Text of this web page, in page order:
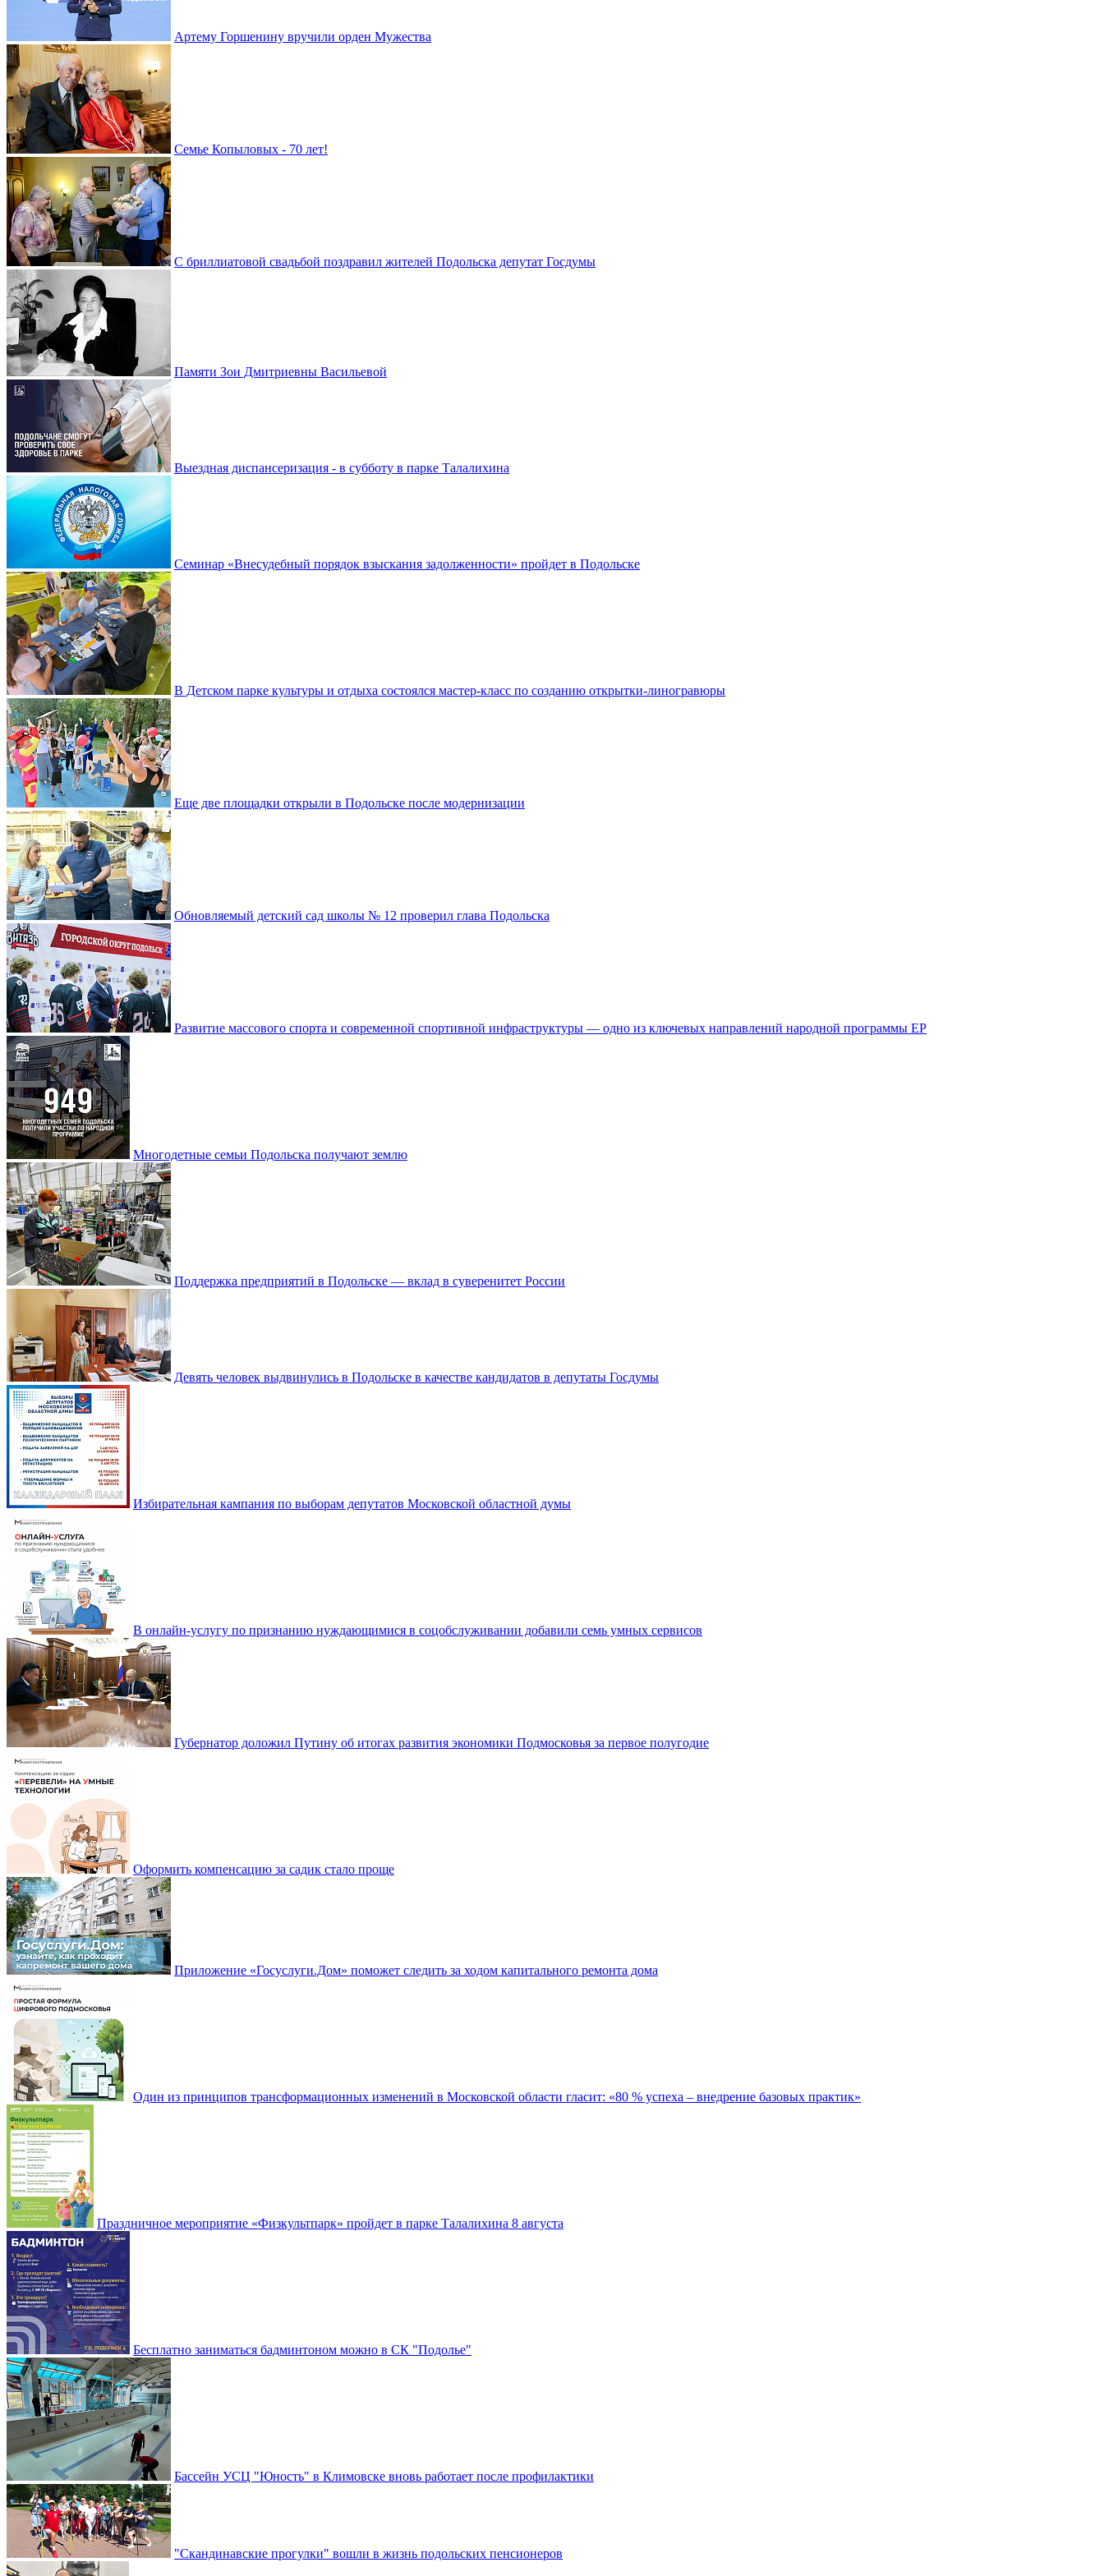
Артему Горшенину вручили орден Мужества
Семье Копыловых - 70 лет!
С бриллиатовой свадьбой поздравил жителей Подольска депутат Госдумы
Памяти Зои Дмитриевны Васильевой
Выездная диспансеризация - в субботу в парке Талалихина
Семинар «Внесудебный порядок взыскания задолженности» пройдет в Подольске
В Детском парке культуры и отдыха состоялся мастер-класс по созданию открытки-линогравюры
Еще две площадки открыли в Подольске после модернизации
Обновляемый детский сад школы № 12 проверил глава Подольска
Развитие массового спорта и современной спортивной инфраструктуры — одно из ключевых направлений народной программы ЕР
Многодетные семьи Подольска получают землю
Поддержка предприятий в Подольске — вклад в суверенитет России
Девять человек выдвинулись в Подольске в качестве кандидатов в депутаты Госдумы
Избирательная кампания по выборам депутатов Московской областной думы
В онлайн-услугу по признанию нуждающимися в соцобслуживании добавили семь умных сервисов
Губернатор доложил Путину об итогах развития экономики Подмосковья за первое полугодие
Оформить компенсацию за садик стало проще
Приложение «Госуслуги.Дом» поможет следить за ходом капитального ремонта дома
Один из принципов трансформационных изменений в Московской области гласит: «80 % успеха – внедрение базовых практик»
Праздничное мероприятие «Физкультпарк» пройдет в парке Талалихина 8 августа
Бесплатно заниматься бадминтоном можно в СК "Подолье"
Бассейн УСЦ "Юность" в Климовске вновь работает после профилактики
"Скандинавские прогулки" вошли в жизнь подольских пенсионеров